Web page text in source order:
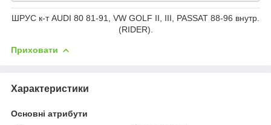
ШРУС к-т AUDI 80 81-91, VW GOLF II, III, PASSAT 88-96 внутр.
(RIDER).
Приховати
Характеристики
Основні атрибути